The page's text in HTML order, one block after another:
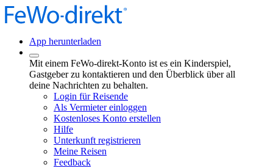
App herunterladen
Mit einem FeWo-direkt-Konto ist es ein Kinderspiel,
Gastgeber zu kontaktieren und den Überblick über all
deine Nachrichten zu behalten.
Login für Reisende
Als Vermieter einloggen
Kostenloses Konto erstellen
Hilfe
Unterkunft registrieren
Meine Reisen
Feedback